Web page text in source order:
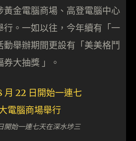
黃金電腦商場、高登電腦中心
行。一如以往，今年續有「一
舉辦期間更設有「美美格鬥
大抽獎 」。
開始一連七天在深水埗三